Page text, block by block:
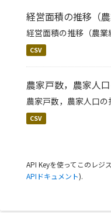
経営面積の推移（農
経営面積の推移（農
CSV
農家戸数，農家人
農家戸数，農家人口
CSV
API Keyを使ってこのレジ
APIドキュメント).